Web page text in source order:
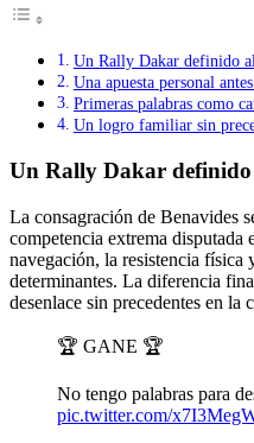
Un Rally Dakar definido
Una apuesta personal
Primeras palabras como
Un logro familiar sin
Un Rally Dakar
La consagración de Benavides
competencia extrema disputada
navegación, la resistencia física
determinantes. La diferencia
desenlace sin precedentes en
🏆 GANE 🏆
No tengo palabras para
pic.twitter.com/